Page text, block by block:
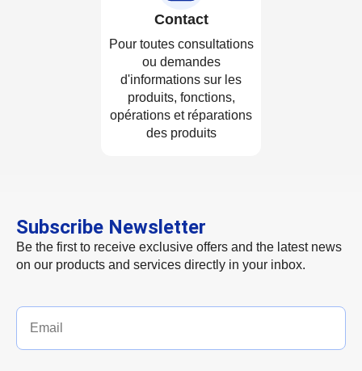
Contact
Pour toutes consultations
ou demandes
d'informations sur les
produits, fonctions,
opérations et réparations
des produits
Subscribe Newsletter
Be the first to receive exclusive offers and the latest news
on our products and services directly in your inbox.